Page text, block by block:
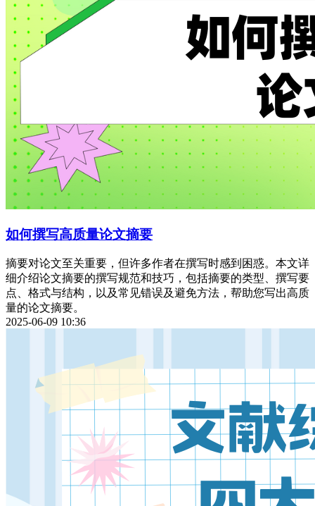
如何撰写高质量论文摘要
摘要对论文至关重要，但许多作者在撰写时感到困惑。本文详
细介绍论文摘要的撰写规范和技巧，包括摘要的类型、撰写要
点、格式与结构，以及常见错误及避免方法，帮助您写出高质
量的论文摘要。
2025-06-09 10:36